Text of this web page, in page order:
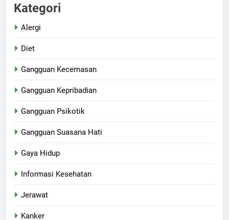
Kategori
Alergi
Diet
Gangguan Kecemasan
Gangguan Kepribadian
Gangguan Psikotik
Gangguan Suasana Hati
Gaya Hidup
Informasi Kesehatan
Jerawat
Kanker